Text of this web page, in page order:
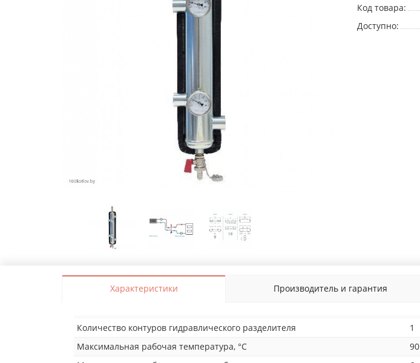
Код товара:
Доступно:
Характеристики Производитель и гарантия
Количество контуров гидравлического разделителя
1
Максимальная рабочая температура, °C
90